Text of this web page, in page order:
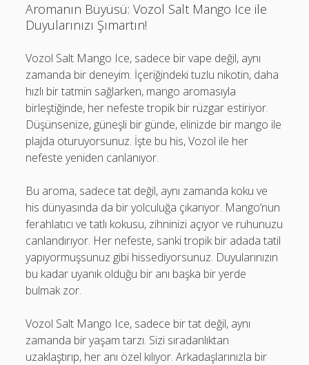
Aromanın Büyüsü: Vozol Salt Mango Ice ile
Duyularınızı Şımartın!
Vozol Salt Mango Ice, sadece bir vape değil, aynı
zamanda bir deneyim. İçeriğindeki tuzlu nikotin, daha
hızlı bir tatmin sağlarken, mango aromasıyla
birleştiğinde, her nefeste tropik bir rüzgar estiriyor.
Düşünsenize, güneşli bir günde, elinizde bir mango ile
plajda oturuyorsunuz. İşte bu his, Vozol ile her
nefeste yeniden canlanıyor.
Bu aroma, sadece tat değil, aynı zamanda koku ve
his dünyasında da bir yolculuğa çıkarıyor. Mango’nun
ferahlatıcı ve tatlı kokusu, zihninizi açıyor ve ruhunuzu
canlandırıyor. Her nefeste, sanki tropik bir adada tatil
yapıyormuşsunuz gibi hissediyorsunuz. Duyularınızın
bu kadar uyanık olduğu bir anı başka bir yerde
bulmak zor.
Vozol Salt Mango Ice, sadece bir tat değil, aynı
zamanda bir yaşam tarzı. Sizi sıradanlıktan
uzaklaştırıp, her anı özel kılıyor. Arkadaşlarınızla bir